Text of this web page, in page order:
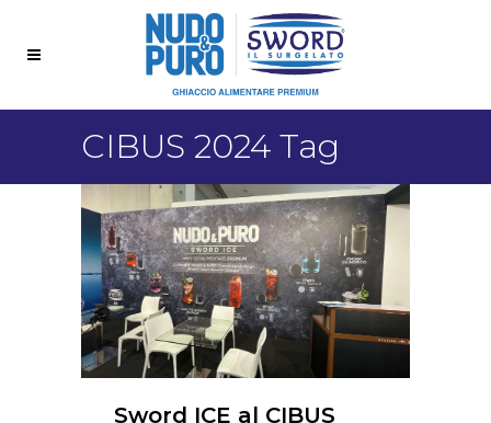
CIBUS 2024 Tag
Sword ICE al CIBUS